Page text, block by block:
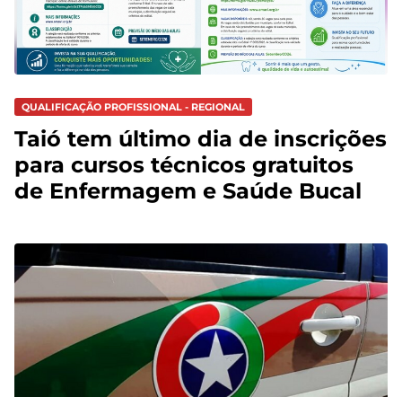
QUALIFICAÇÃO PROFISSIONAL - REGIONAL
Taió tem último dia de inscrições
para cursos técnicos gratuitos
de Enfermagem e Saúde Bucal